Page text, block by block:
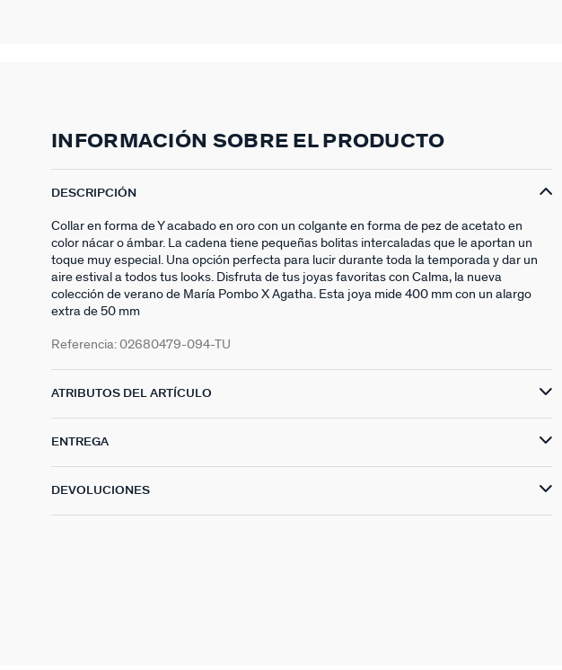
INFORMACIÓN SOBRE EL PRODUCTO
DESCRIPCIÓN
Collar en forma de Y acabado en oro con un colgante en forma de pez de acetato en
color nácar o ámbar. La cadena tiene pequeñas bolitas intercaladas que le aportan un
toque muy especial. Una opción perfecta para lucir durante toda la temporada y dar un
aire estival a todos tus looks. Disfruta de tus joyas favoritas con Calma, la nueva
colección de verano de María Pombo X Agatha. Esta joya mide 400 mm con un alargo
extra de 50 mm
Referencia: 02680479-094-TU
ATRIBUTOS DEL ARTÍCULO
ENTREGA
DEVOLUCIONES